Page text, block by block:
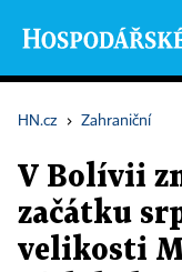
HN.cz › Zahraniční
V Bolívii
začátku
velikosti